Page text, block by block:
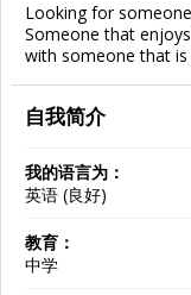
Looking for
Someone that
with someone that is
自我简介
我的语言为：
英语 (良好)
教育：
中学